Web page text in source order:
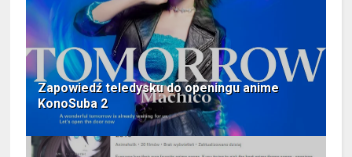
Zapowiedź teledysku do openingu anime
KonoSuba 2